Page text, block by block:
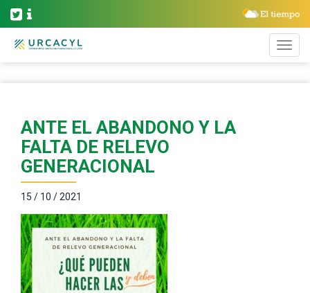
ANTE EL ABANDONO Y LA
FALTA DE RELEVO
GENERACIONAL
15 / 10 / 2021